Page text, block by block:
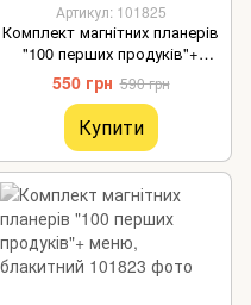
Артикул: 101825
Комплект магнітних планерів
"100 перших продуків"+
меню, овочевий
550 грн 590 грн
Купити